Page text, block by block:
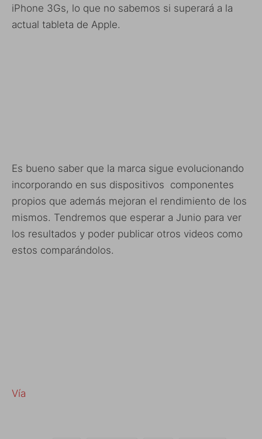
iPhone 3Gs, lo que no sabemos si superará a la
actual tableta de Apple.
Es bueno saber que la marca sigue evolucionando
incorporando en sus dispositivos componentes
propios que además mejoran el rendimiento de los
mismos. Tendremos que esperar a Junio para ver
los resultados y poder publicar otros videos como
estos comparándolos.
Vía